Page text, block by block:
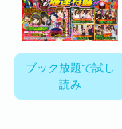
ブック放題で試し
読み